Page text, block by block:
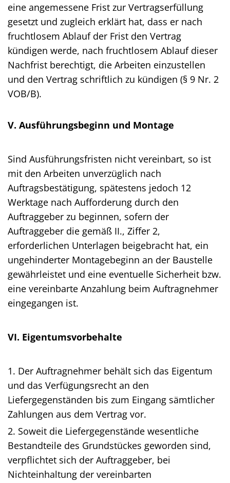
eine angemessene Frist zur Vertragserfüllung
gesetzt und zugleich erklärt hat, dass er nach
fruchtlosem Ablauf der Frist den Vertrag
kündigen werde, nach fruchtlosem Ablauf dieser
Nachfrist berechtigt, die Arbeiten einzustellen
und den Vertrag schriftlich zu kündigen (§ 9 Nr. 2
VOB/B).
V. Ausführungsbeginn und Montage
Sind Ausführungsfristen nicht vereinbart, so ist
mit den Arbeiten unverzüglich nach
Auftragsbestätigung, spätestens jedoch 12
Werktage nach Aufforderung durch den
Auftraggeber zu beginnen, sofern der
Auftraggeber die gemäß II., Ziffer 2,
erforderlichen Unterlagen beigebracht hat, ein
ungehinderter Montagebeginn an der Baustelle
gewährleistet und eine eventuelle Sicherheit bzw.
eine vereinbarte Anzahlung beim Auftragnehmer
eingegangen ist.
VI. Eigentumsvorbehalte
1. Der Auftragnehmer behält sich das Eigentum
und das Verfügungsrecht an den
Liefergegenständen bis zum Eingang sämtlicher
Zahlungen aus dem Vertrag vor.
2. Soweit die Liefergegenstände wesentliche
Bestandteile des Grundstückes geworden sind,
verpflichtet sich der Auftraggeber, bei
Nichteinhaltung der vereinbarten